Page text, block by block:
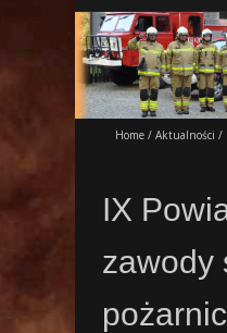
Home / Aktualności /
IX
zawody